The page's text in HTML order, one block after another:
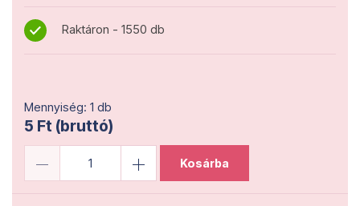
Raktáron - 1550 db
Mennyiség: 1 db
5 Ft (bruttó)
Kosárba